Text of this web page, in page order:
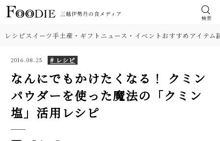
検索
レシピスイーツ手土産・ギフト ニュース・イベントおすすめアイテム
2016.08.25 # レシピ
なんにでもかけたくなる！ クミン
パウダーを使った魔法の「クミン
塩」活用レシピ【シェフ直伝】本格「担々麺」
人気レシピ。濃厚なのにすっき
食材
肉
【基本の塩分18%】手作り梅干
しのレシピ（作り方）。初めて